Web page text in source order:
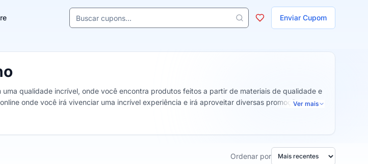
Enviar Cupom
Buscar cupons e lojas
qualidade incrível, onde você encontra produtos feitos a partir de materiais de qualidade e
onde você irá vivenciar uma incrível experiência e irá aproveitar diversas promoçõesVer mais
Ordenar por